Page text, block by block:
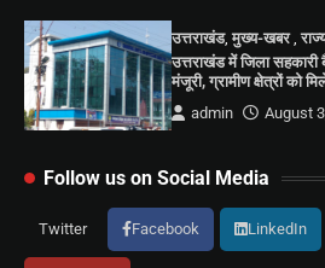
उत्तराखंड,मुख्य-खबर ,
उत्तराखंड में जिला
मंजूरी, ग्रामीण क्षेत्रों को
admin
August
Follow us on Social Media
Twitter Facebook LinkedIn